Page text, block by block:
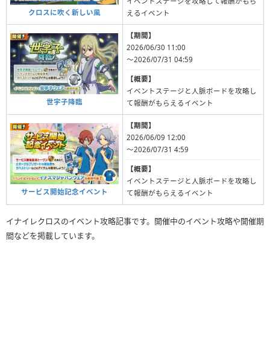
クロスに吹く新しい風
えるイベント
世宇子降臨
【期間】
2026/06/30 11:00
〜2026/07/31 04:59
【概要】
イベントステージと人脈ボードを攻略し
て報酬がもらえるイベント
サービス開始記念イベント
【期間】
2026/06/09 12:00
〜2026/07/31 4:59
【概要】
イベントステージと人脈ボードを攻略し
て報酬がもらえるイベント
イナイレクロスのイベント攻略記事です。開催中のイベント攻略や開催期
間などを掲載しています。